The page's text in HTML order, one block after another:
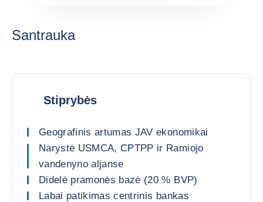
Santrauka
Stiprybės
Geografinis artumas JAV ekonomikai
Narystė USMCA, CPTPP ir Ramiojo
vandenyno aljanse
Didelė pramonės bazė (20 % BVP)
Labai patikimas centrinis bankas